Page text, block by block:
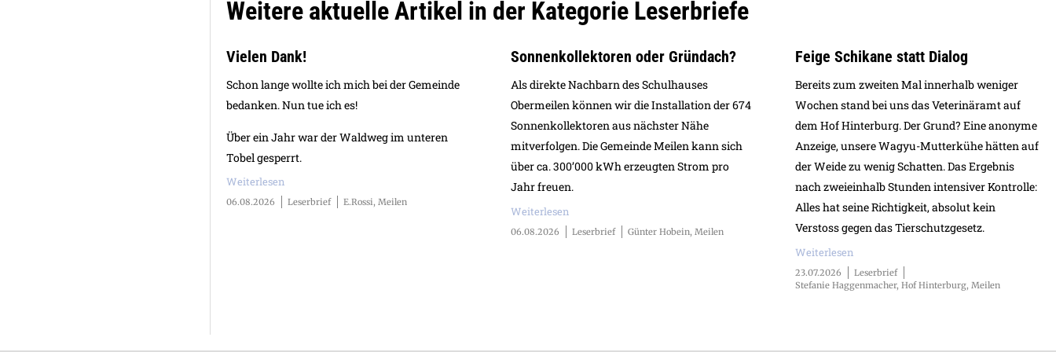
Weitere aktuelle Artikel in der Kategorie Leserbriefe
Vielen Dank!
Schon lange wollte ich mich bei der Gemeinde
bedanken. Nun tue ich es!
Über ein Jahr war der Waldweg im unteren
Tobel gesperrt.
Weiterlesen
06.08.2026 Leserbrief E.Rossi, Meilen
Sonnenkollektoren oder Gründach?
Als direkte Nachbarn des Schulhauses
Obermeilen können wir die Installation der 674
Sonnenkollektoren aus nächster Nähe
mitverfolgen. Die Gemeinde Meilen kann sich
über ca. 300’000 kWh erzeugten Strom pro
Jahr freuen.
Weiterlesen
06.08.2026 Leserbrief Günter Hobein, Meilen
Feige Schikane statt Dialog
Bereits zum zweiten Mal innerhalb weniger
Wochen stand bei uns das Veterinäramt auf
dem Hof Hinterburg. Der Grund? Eine anonyme
Anzeige, unsere Wagyu-Mutterkühe hätten auf
der Weide zu wenig Schatten. Das Ergebnis
nach zweieinhalb Stunden intensiver Kontrolle:
Alles hat seine Richtigkeit, absolut kein
Verstoss gegen das Tierschutzgesetz.
Weiterlesen
23.07.2026
Leserbrief
Stefanie Haggenmacher, Hof Hinterburg, Meilen